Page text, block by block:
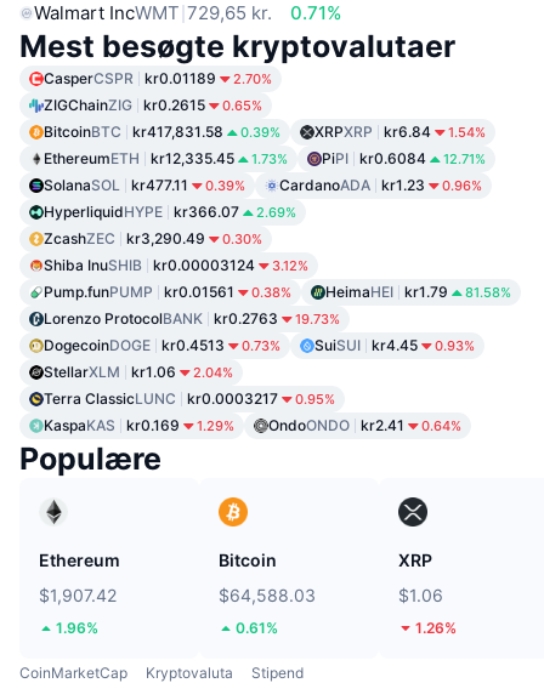
Walmart IncWMT 729,65 kr. 0.71%
Mest besøgte kryptovalutaer
CasperCSPR kr0.01189 2.70%
ZIGChainZIG kr0.2615 0.65%
BitcoinBTC kr417,831.58 0.39% XRPXRP kr6.84 1.54%
EthereumETH kr12,335.45 1.73% PiPI kr0.6084 12.71%
SolanaSOL kr477.11 0.39% CardanoADA kr1.23 0.96%
HyperliquidHYPE kr366.07 2.69%
ZcashZEC kr3,290.49 0.30%
Shiba InuSHIB kr0.00003124 3.12%
Pump.funPUMP kr0.01561 0.38% HeimaHEI kr1.79 81.58%
Lorenzo ProtocolBANK kr0.2763 19.73%
DogecoinDOGE kr0.4513 0.73% SuiSUI kr4.45 0.93%
StellarXLM kr1.06 2.04%
Terra ClassicLUNC kr0.0003217 0.95%
KaspaKAS kr0.169 1.29% OndoONDO kr2.41 0.64%
Populære
Ethereum
$1,907.42
1.96%
Bitcoin
$64,588.03
0.61%
XRP
$1.06
1.26%
CoinMarketCap Kryptovaluta Stipend